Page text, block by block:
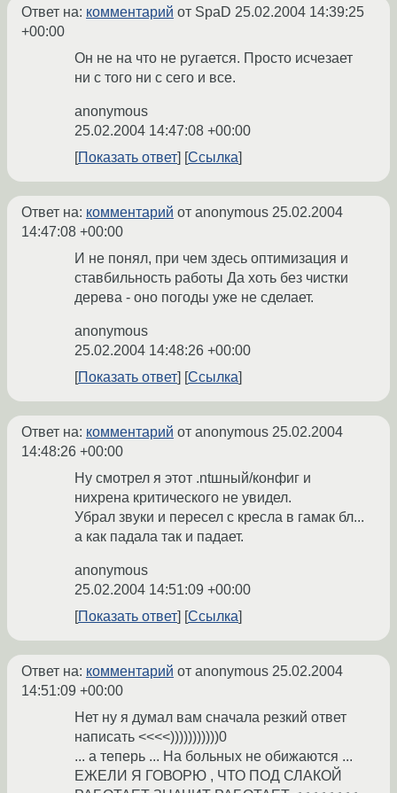
Ответ на: комментарий от SpaD 25.02.2004 14:39:25
+00:00
Он не на что не ругается. Просто исчезает
ни с того ни с сего и все.
anonymous
25.02.2004 14:47:08 +00:00
Показать ответ
Ссылка
Ответ на: комментарий от anonymous 25.02.2004
14:47:08 +00:00
И не понял, при чем здесь оптимизация и
ставбильность работы Да хоть без чистки
дерева - оно погоды уже не сделает.
anonymous
25.02.2004 14:48:26 +00:00
Показать ответ
Ссылка
Ответ на: комментарий от anonymous 25.02.2004
14:48:26 +00:00
Ну смотрел я этот .ntшный/конфиг и
нихрена критического не увидел.
Убрал звуки и пересел с кресла в гамак бл...
а как падала так и падает.
anonymous
25.02.2004 14:51:09 +00:00
Показать ответ
Ссылка
Ответ на: комментарий от anonymous 25.02.2004
14:51:09 +00:00
Нет ну я думал вам сначала резкий ответ
написать <<<<)))))))))))0
... а теперь ... На больных не обижаются ...
ЕЖЕЛИ Я ГОВОРЮ , ЧТО ПОД СЛАКОЙ